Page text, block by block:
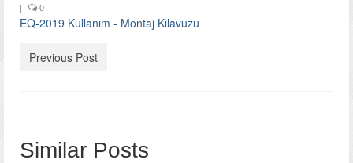
مادة
إنتاج
فيديو
| 0
EQ-2019 Kullanım - Montaj Kılavuzu
Previous Post
Similar Posts